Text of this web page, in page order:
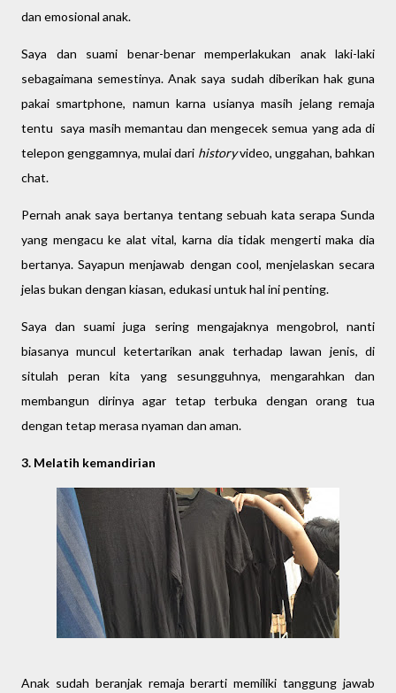
dan emosional anak.
Saya dan suami benar-benar memperlakukan anak laki-laki
sebagaimana semestinya. Anak saya sudah diberikan hak guna
pakai smartphone, namun karna usianya masih jelang remaja
tentu saya masih memantau dan mengecek semua yang ada di
telepon genggamnya, mulai dari historyvideo, unggahan, bahkan
chat.
Pernah anak saya bertanya tentang sebuah kata serapa Sunda
yang mengacu ke alat vital, karna dia tidak mengerti maka dia
bertanya. Sayapun menjawab dengan cool, menjelaskan secara
jelas bukan dengan kiasan, edukasi untuk hal ini penting.
Saya dan suami juga sering mengajaknya mengobrol, nanti
biasanya muncul ketertarikan anak terhadap lawan jenis, di
situlah peran kita yang sesungguhnya, mengarahkan dan
membangun dirinya agar tetap terbuka dengan orang tua
dengan tetap merasa nyaman dan aman.
3. Melatih kemandirian
Anak sudah beranjak remaja berarti memiliki tanggung jawab